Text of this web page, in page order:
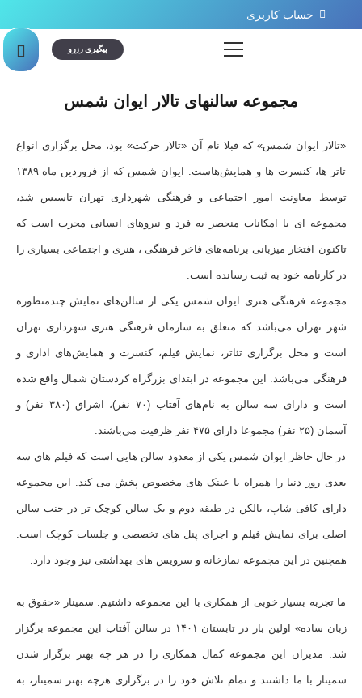
حساب کاربری
پیگیری رزرو
مجموعه سالنهای تالار ایوان شمس
«تالار ایوان شمس» که قبلا نام آن «تالار حرکت» بود، محل برگزاری انواع
تاتر ها، کنسرت ها و همایش‌هاست. ایوان شمس که از فروردین ماه ۱۳۸۹
توسط معاونت امور اجتماعی و فرهنگی شهرداری تهران تاسیس شد،
مجموعه ای با امکانات منحصر به فرد و نیروهای انسانی مجرب است که
تاکنون افتخار میزبانی برنامه‌های فاخر فرهنگی ، هنری و اجتماعی بسیاری را
در کارنامه خود به ثبت رسانده است.
مجموعه فرهنگی هنری ایوان شمس یکی از سالن‌های نمایش چندمنظوره
شهر تهران می‌باشد که متعلق به سازمان فرهنگی هنری شهرداری تهران
است و محل برگزاری تئاتر، نمایش فیلم، کنسرت و همایش‌های اداری و
فرهنگی می‌باشد. این مجموعه در ابتدای بزرگراه کردستان شمال واقع شده
است و دارای سه سالن به نام‌های آفتاب (۷۰ نفر)، اشراق (۳۸۰ نفر) و
آسمان (۲۵ نفر) مجموعا دارای ۴۷۵ نفر ظرفیت می‌باشند.
در حال حاظر ایوان شمس یکی از معدود سالن هایی است که فیلم های سه
بعدی روز دنیا را همراه با عینک های مخصوص پخش می کند. این مجموعه
دارای کافی شاپ، بالکن در طبقه دوم و یک سالن کوچک تر در جنب سالن
اصلی برای نمایش فیلم و اجرای پنل های تخصصی و جلسات کوچک است.
همچنین در این مچموعه نمازخانه و سرویس های بهداشتی نیز وجود دارد.
ما تجربه بسیار خوبی از همکاری با این مجموعه داشتیم. سمینار «حقوق به
زبان ساده» اولین بار در تابستان ۱۴۰۱ در سالن آفتاب این مجموعه برگزار
شد. مدیران این مجموعه کمال همکاری را در هر چه بهتر برگزار شدن
سمینار با ما داشتند و تمام تلاش خود را در برگزاری هرچه بهتر سمینار، به